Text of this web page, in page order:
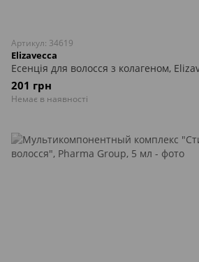
Артикул: 34619
Elizavecca
Есенція для волосся з колагеном,
201 грн
Немає в наявності